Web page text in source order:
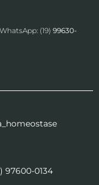
WhatsApp: (19) 99630-
97600-0134